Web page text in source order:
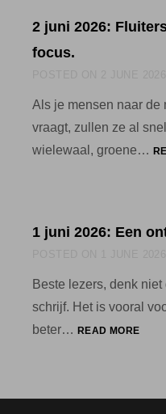
2 juni 2026:
focus.
Als je mensen naar de
vraagt, zullen ze al
wielewaal, groene…
1 juni 2026: Een
Beste lezers, denk
schrijf. Het is vooral
beter… READ MORE1